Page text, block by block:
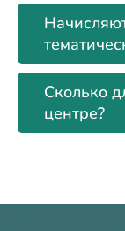
Сколько
центре?